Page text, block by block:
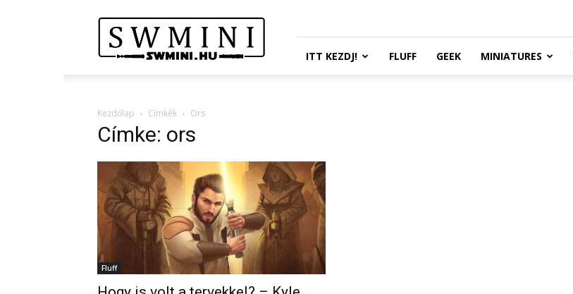
Wars
Miniatures
Portál
ITT KEZDJ! FLUFF GEEK MINIATURES
Kezdőlap Címkék Ors
Címke: ors
Fluff